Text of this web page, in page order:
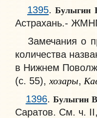
1395. Булыгин
Астрахань.-
Замечания о
количества
в Нижнем
(с. 55), хозары,
1396. Булыгин
Саратов. См. ч.